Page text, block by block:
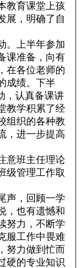
教育课堂上孩
展，明确了自
。上半年参加
课准备，向有
在各位老师的
成绩。下半
，认真备课讲
教学积累了经
组织的各种教
，进一步提高
意班主任理论
级管理工作取
声，回顾一学
，也有遗憾和
努力，不断学
服工作中畏难
努力做到忙而
硬的专业知识